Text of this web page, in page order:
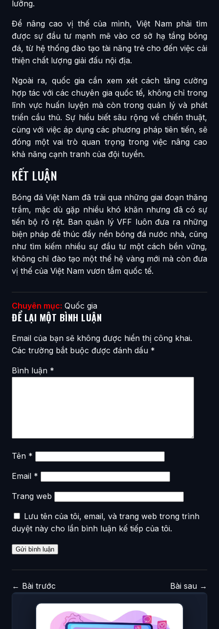
lưỡng.
Để nâng cao vị thế của mình, Việt Nam phải tìm
được sự đầu tư mạnh mẽ vào cơ sở hạ tầng bóng
đá, từ hệ thống đào tạo tài năng trẻ cho đến việc cải
thiện chất lượng giải đấu nội địa.
Ngoài ra, quốc gia cần xem xét cách tăng cường
hợp tác với các chuyên gia quốc tế, không chỉ trong
lĩnh vực huấn luyện mà còn trong quản lý và phát
triển cầu thủ. Sự hiểu biết sâu rộng về chiến thuật,
cùng với việc áp dụng các phương pháp tiên tiến, sẽ
đóng một vai trò quan trọng trong việc nâng cao
khả năng cạnh tranh của đội tuyển.
KẾT LUẬN
Bóng đá Việt Nam đã trải qua những giai đoạn thăng
trầm, mặc dù gặp nhiều khó khăn nhưng đã có sự
tiến bộ rõ rệt. Ban quản lý VFF luôn đưa ra những
biện pháp để thúc đẩy nền bóng đá nước nhà, cũng
như tìm kiếm nhiều sự đầu tư một cách bền vững,
không chỉ đào tạo một thế hệ vàng mới mà còn đưa
vị thế của Việt Nam vươn tầm quốc tế.
Chuyên mục: Quốc gia
ĐỂ LẠI MỘT BÌNH LUẬN
Email của bạn sẽ không được hiển thị công khai.
Các trường bắt buộc được đánh dấu *
Bình luận *
Tên *
Email *
Trang web
Lưu tên của tôi, email, và trang web trong trình
duyệt này cho lần bình luận kế tiếp của tôi.
← Bài trước Bài sau →